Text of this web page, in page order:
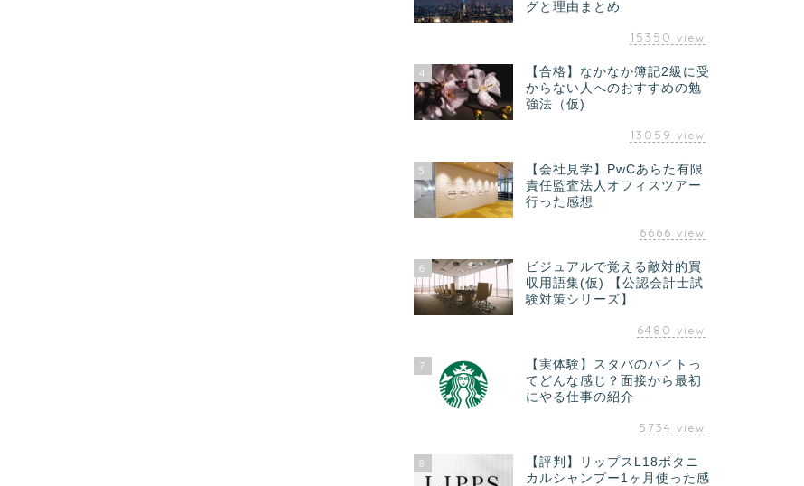
グと理由まとめ
15350 view
4
【合格】なかなか簿記2級に受
からない人へのおすすめの勉
強法（仮)
13059 view
5
【会社見学】PwCあらた有限
責任監査法人オフィスツアー
行った感想
6666 view
6
ビジュアルで覚える敵対的買
収用語集(仮) 【公認会計士試
験対策シリーズ】
6480 view
7
【実体験】スタバのバイトっ
てどんな感じ？面接から最初
にやる仕事の紹介
5734 view
8
【評判】リップスL18ボタニ
カルシャンプー1ヶ月使った感